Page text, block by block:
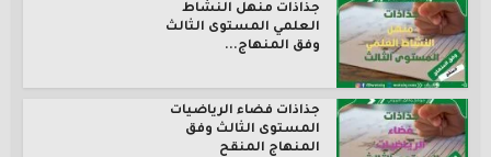
جذاذات منهل النشاط
العلمي المستوى الثالث
وفق المنهاج...
جذاذات فضاء الرياضيات
المستوى الثالث وفق
المنهاج المنقح